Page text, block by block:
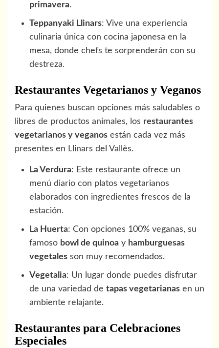
primavera.
Teppanyaki Llinars: Vive una experiencia
culinaria única con cocina japonesa en la
mesa, donde chefs te sorprenderán con su
destreza.
Restaurantes Vegetarianos y Veganos
Para quienes buscan opciones más saludables o
libres de productos animales, los restaurantes
vegetarianos y veganos están cada vez más
presentes en Llinars del Vallès.
La Verdura: Este restaurante ofrece un
menú diario con platos vegetarianos
elaborados con ingredientes frescos de la
estación.
La Huerta: Con opciones 100% veganas, su
famoso bowl de quinoa y hamburguesas
vegetales son muy recomendados.
Vegetalia: Un lugar donde puedes disfrutar
de una variedad de tapas vegetarianas en un
ambiente relajante.
Restaurantes para Celebraciones
Especiales